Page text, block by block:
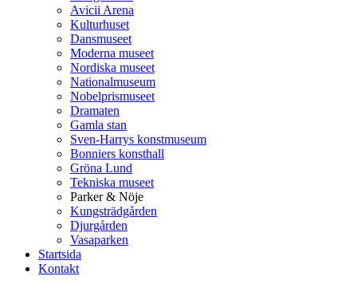
Avicii Arena
Kulturhuset
Dansmuseet
Moderna museet
Nordiska museet
Nationalmuseum
Nobelprismuseet
Dramaten
Gamla stan
Sven-Harrys konstmuseum
Bonniers konsthall
Gröna Lund
Tekniska museet
Parker & Nöje
Kungsträdgården
Djurgården
Vasaparken
Startsida
Kontakt